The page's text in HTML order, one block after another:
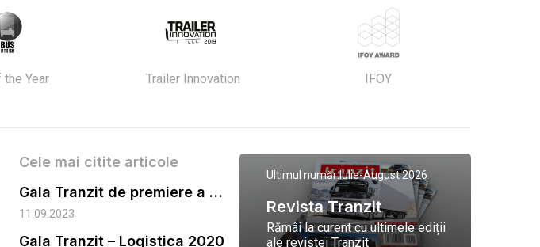
the Year Trailer Innovation IFOY
Cele mai citite articole
Gala Tranzit de premiere a celor mai eficienti operatori de transport marfa 2023
11.09.2023
Gala Tranzit – Logistica 2020
Ultimul număr:Iulie-August 2026
Revista Tranzit
Rămâi la curent cu ultimele ediții
ale revistei Tranzit